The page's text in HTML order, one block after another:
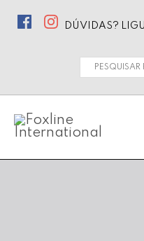
DÚVIDAS?
Pesquisar